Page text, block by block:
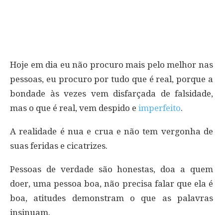
Hoje em dia eu não procuro mais pelo melhor nas
pessoas, eu procuro por tudo que é real, porque a
bondade às vezes vem disfarçada de falsidade,
mas o que é real, vem despido e imperfeito.
A realidade é nua e crua e não tem vergonha de
suas feridas e cicatrizes.
Pessoas de verdade são honestas, doa a quem
doer, uma pessoa boa, não precisa falar que ela é
boa, atitudes demonstram o que as palavras
insinuam.